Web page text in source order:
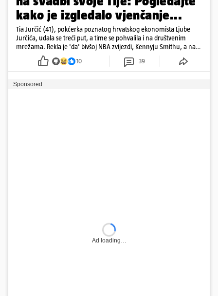
kako je izgledalo vjenčanje...
Tia Jurčić (41), pokćerka poznatog hrvatskog ekonomista Ljube
Jurčića, udala se treći put, a time se pohvalila i na društvenim
mrežama. Rekla je 'da' bivšoj NBA zvijezdi, Kennyju Smithu, a na
snimkama i fotografijama je pokazala vesele trenutke s vjenčanja
10 39
Sponsored
Ad loading…